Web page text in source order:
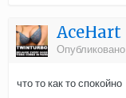
AceHart
Опубликовано
что то как то спокойно